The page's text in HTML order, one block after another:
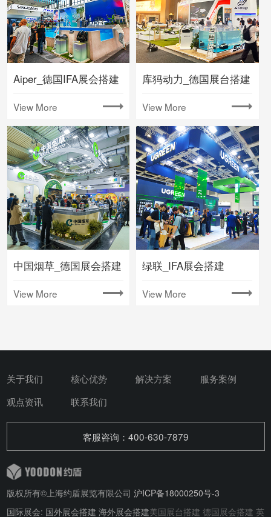
Aiper_德国IFA展会搭建
View More
库犸动力_德国展台搭建
View More
中国烟草_德国展会搭建
View More
绿联_IFA展会搭建
View More
关于我们 核心优势 解决方案
服务案例
观点资讯
联系我们
客服咨询：400-630-7879
版权所有©上海约盾展览有限公司 沪ICP备18000250号-3
国际展会: 国外展会搭建 海外展会搭建美国展台搭建 德国展会搭建 英